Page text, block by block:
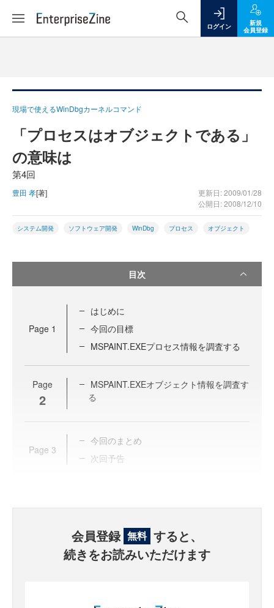
ログイン
新規
会員登録
現場で使えるWinDbgカーネルコマンド
「プロセスはオブジェクトである」
の意味は
第4回
豊田 孝[著]
更新日: 2009/01/28
公開日: 2008/12/10
システム開発 ソフトウェア開発 WinDbg プロセス オブジェクト
目次
Page 1
はじめに
今回の目標
MSPAINT.EXEプロセス情報を調査する
Page
2
MSPAINT.EXEオブジェクト情報を調査す
る
Page 3
今回のまとめ
次回予告
会員登録 無料 すると、
続きをお読みいただけます